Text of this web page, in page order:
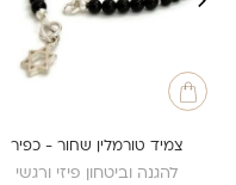
צמיד טורמלין שחור - כפיר
להגנה וביטחון פיזי ורגשי